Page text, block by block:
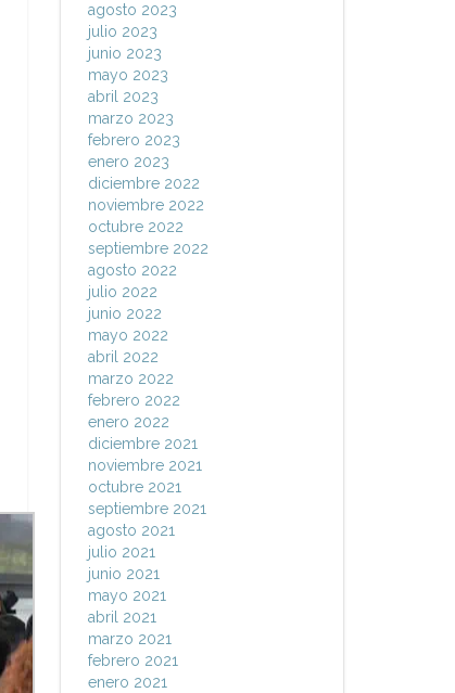
agosto 2023
julio 2023
junio 2023
mayo 2023
abril 2023
marzo 2023
febrero 2023
enero 2023
diciembre 2022
noviembre 2022
octubre 2022
septiembre 2022
agosto 2022
julio 2022
junio 2022
mayo 2022
abril 2022
marzo 2022
febrero 2022
enero 2022
diciembre 2021
noviembre 2021
octubre 2021
septiembre 2021
agosto 2021
julio 2021
junio 2021
mayo 2021
abril 2021
marzo 2021
febrero 2021
enero 2021